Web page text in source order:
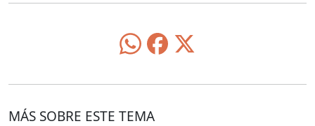
MÁS SOBRE ESTE TEMA